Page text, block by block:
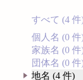
すべて (4 件
個人名 (0 件
家族名 (0 件
団体名 (0 件
地名 (4 件)